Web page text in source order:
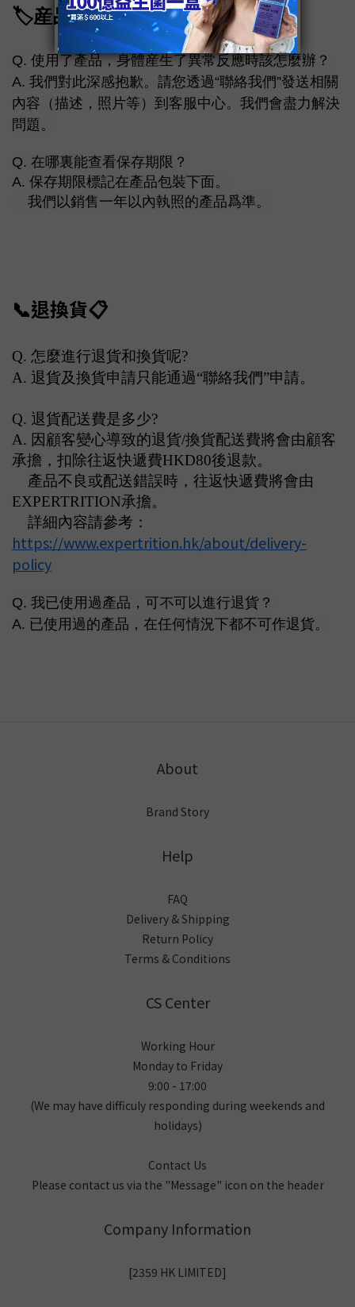
🏷️産品🧾
Q. 使用了產品，身體産生了異常反應時該怎麼辦？
A. 我們對此深感抱歉。請您透過“聯絡我們”發送相關
內容（描述，照片等）到客服中心。我們會盡力解決
問題。
Q. 在哪裏能查看保存期限？
A. 保存期限標記在產品包裝下面。
我們以銷售一年以內執照的產品爲準。
📞退換貨📋
Q. 怎麼進行退貨和換貨呢?
A. 退貨及換貨申請只能通過“聯絡我們”申請。
Q. 退貨配送費是多少?
A. 因顧客變心導致的退貨/換貨配送費將會由顧客
承擔，扣除往返快遞費HKD80後退款。
產品不良或配送錯誤時，往返快遞費將會由
EXPERTRITION承擔。
詳細內容請參考：
https://www.expertrition.hk/about/delivery-
policy
Q. 我已使用過產品，可不可以進行退貨？
A. 已使用過的產品，在任何情況下都不可作退貨。
About
Brand Story
Help
FAQ
Delivery & Shipping
Return Policy
Terms & Conditions
CS Center
Working Hour
Monday to Friday
9:00 - 17:00
(We may have difficuly responding during weekends and
holidays)
Contact Us
Please contact us via the "Message" icon on the header
Company Information
[2359 HK LIMITED]